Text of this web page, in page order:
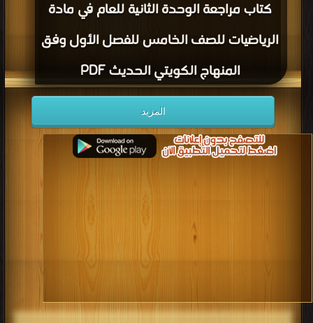
كتاب مراجعة الوحدة الثانية للعام في مادة
الرياضيات للصف الخامس للفصل الأول وفق
المنهاج الكويتي الحديث PDF
المزيد